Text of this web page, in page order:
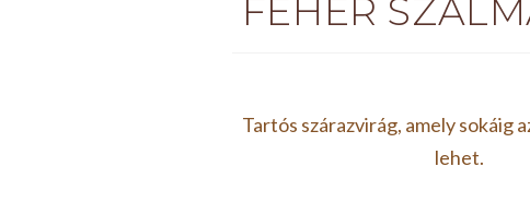
FEHÉR
Tartós szárazvirág, amely sokáig
lehet.